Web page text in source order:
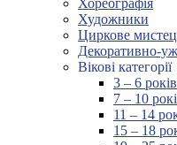
Хореографія
Художники
Циркове
Декоративно-
Вікові категорії
3 – 6 років
7 – 10
11 – 14
15 – 18